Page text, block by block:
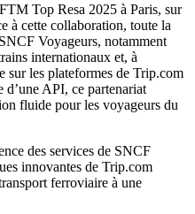
Top Resa 2025 à Paris, sur
à cette collaboration, toute la
Voyageurs, notamment
internationaux et, à
sur les plateformes de Trip.com
API, ce partenariat
fluide pour les voyageurs du
des services de SNCF
innovantes de Trip.com
ferroviaire à une